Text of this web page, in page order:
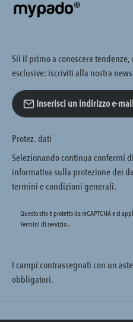
Sii il primo a conoscere
esclusive: iscriviti alla nostra
Indirizzo e-mail*
Protez. dati
Selezionando continua confermi
informativa sulla protezione dei
termini e condizioni generali.
Questo sito è protetto da reCAPTCHA e si
Termini di servizio.
I campi contrassegnati con un
obbligatori.